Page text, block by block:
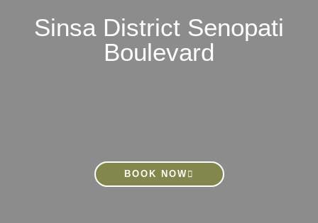
Sinsa District Senopati
Boulevard
BOOK NOW